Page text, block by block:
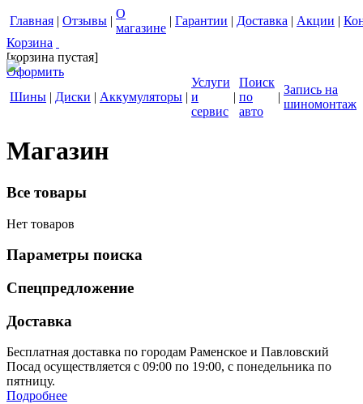
Главная | Отзывы |
О
магазине
| Гарантии | Доставка | Акции |
Корзина
[корзина пустая]
Оформить
Шины | Диски | Аккумуляторы |
Услуги
и
сервис
|
Поиск
по
авто
|
Запись на
шиномонтаж
Магазин
Все товары
Нет товаров
Параметры поиска
Спецпредложение
Доставка
Бесплатная доставка по городам Раменское и Павловский
Посад осуществляется с 09:00 по 19:00, с понедельника по
пятницу.
Подробнее